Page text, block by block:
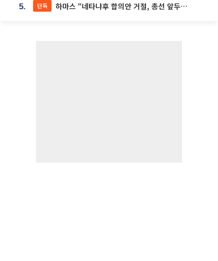
5. 단독 하마스 “네타냐후 합의안 거절, 총선 앞두고 시간 끌기”